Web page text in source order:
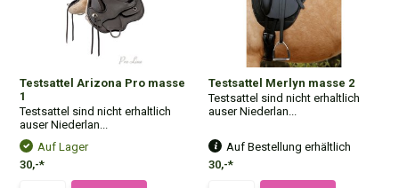
Testsattel Arizona Pro masse
1
Testsattel sind nicht erhaltlich
auser Niederlan...
Auf Lager
30,-*
Testsattel Merlyn masse 2
Testsattel sind nicht erhaltlich
auser Niederlan...
Auf Bestellung erhältlich
30,-*